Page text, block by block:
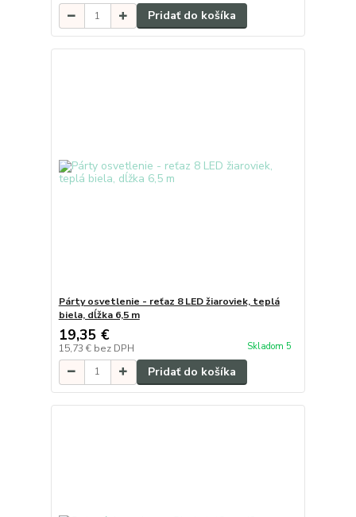
Pridať do košíka
Párty osvetlenie - reťaz 8 LED žiaroviek, teplá
biela, dĺžka 6,5 m
19,35 €
15,73 € bez DPH Skladom 5
Pridať do košíka